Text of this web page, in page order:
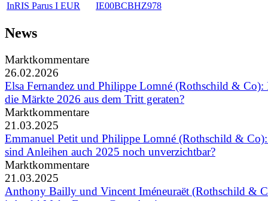
InRIS Parus I EUR
IE00BCBHZ978
News
Marktkommentare
26.02.2026
Elsa Fernandez und Philippe Lomné (Rothschild & Co):
die Märkte 2026 aus dem Tritt geraten?
Marktkommentare
21.03.2025
Emmanuel Petit und Philippe Lomné (Rothschild &
sind Anleihen auch 2025 noch unverzichtbar?
Marktkommentare
21.03.2025
Anthony Bailly und Vincent Iméneuraët (Rothschild &